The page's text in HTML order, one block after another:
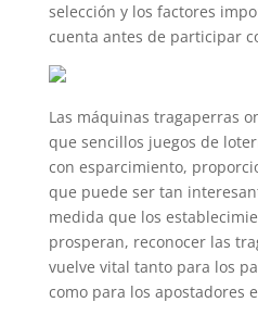
selección y los factores
cuenta antes de participar
Las máquinas tragaperras
que sencillos juegos de
con esparcimiento,
que puede ser tan
medida que los
prosperan, reconocer las
vuelve vital tanto para los
como para los apostadores